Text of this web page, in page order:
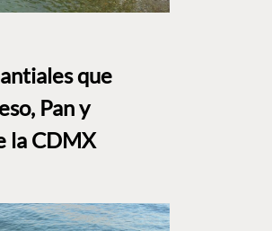
que
Pan y
la CDMX